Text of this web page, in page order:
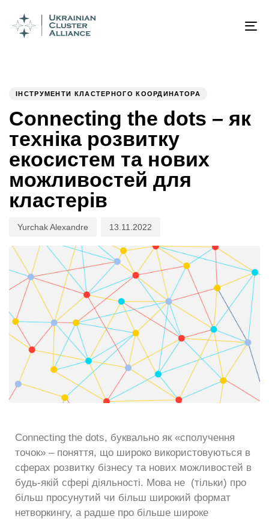
IN:
ІНСТРУМЕНТИ КЛАСТЕРНОГО КООРДИНАТОРА
Connecting the dots – як
техніка розвитку
екосистем та нових
можливостей для
кластерів
Yurchak Alexandre
on:
13.11.2022
Connecting the dots, буквально як «сполучення
точок» – поняття, що широко використовуються в
сферах розвитку бізнесу та нових можливостей в
будь-якій сфері діяльності. Мова не (тільки) про
більш просунутий чи більш широкий формат
нетворкингу, а радше про більше широке